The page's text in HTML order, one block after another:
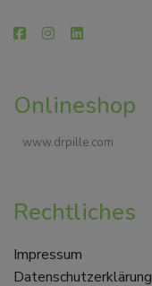
Onlineshop
www.drpille.com
Rechtliches
Impressum
Datenschutzerklärung